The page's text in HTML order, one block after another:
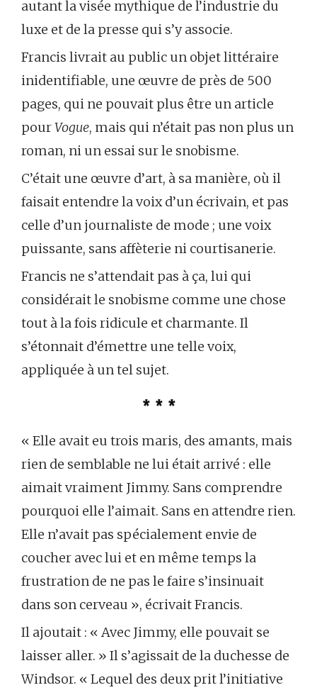
autant la visée mythique de l’industrie du
luxe et de la presse qui s’y associe.
Francis livrait au public un objet littéraire
inidentifiable, une œuvre de près de 500
pages, qui ne pouvait plus être un article
pourVogue, mais qui n’était pas non plus un
roman, ni un essai sur le snobisme.
C’était une œuvre d’art, à sa manière, où il
faisait entendre la voix d’un écrivain, et pas
celle d’un journaliste de mode ; une voix
puissante, sans affèterie ni courtisanerie.
Francis ne s’attendait pas à ça, lui qui
considérait le snobisme comme une chose
tout à la fois ridicule et charmante. Il
s’étonnait d’émettre une telle voix,
appliquée à un tel sujet.
* * *
« Elle avait eu trois maris, des amants, mais
rien de semblable ne lui était arrivé : elle
aimait vraiment Jimmy. Sans comprendre
pourquoi elle l’aimait. Sans en attendre rien.
Elle n’avait pas spécialement envie de
coucher avec lui et en même temps la
frustration de ne pas le faire s’insinuait
dans son cerveau », écrivait Francis.
Il ajoutait : « Avec Jimmy, elle pouvait se
laisser aller. » Il s’agissait de la duchesse de
Windsor. « Lequel des deux prit l’initiative